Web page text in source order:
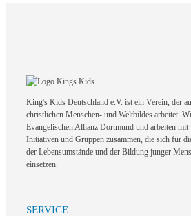
King's Kids Deutschland e.V. ist ein Verein, der
christlichen Menschen- und Weltbildes arbeitet.
Evangelischen Allianz Dortmund und arbeiten mit
Initiativen und Gruppen zusammen, die sich für
der Lebensumstände und der Bildung junger
einsetzen.
SERVICE